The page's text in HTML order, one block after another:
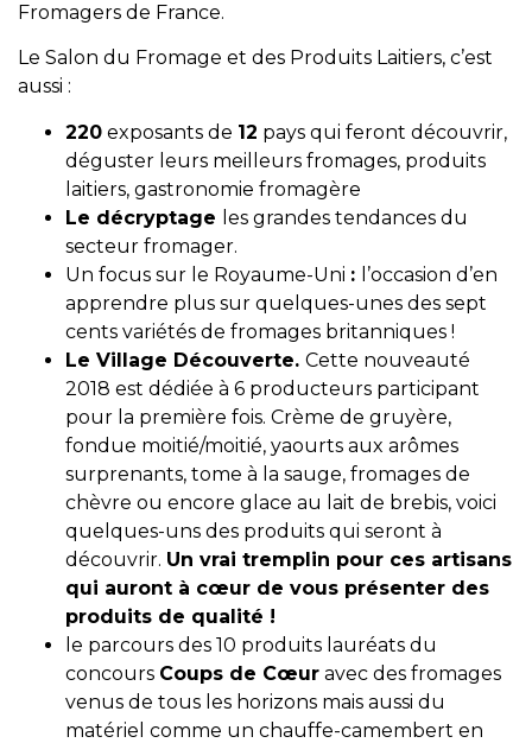
Fromagers de France.
Le Salon du Fromage et des Produits Laitiers, c’est
aussi :
220 exposants de 12 pays qui feront découvrir,
déguster leurs meilleurs fromages, produits
laitiers, gastronomie fromagère
Le décryptage les grandes tendances du
secteur fromager.
Un focus sur le Royaume-Uni : l’occasion d’en
apprendre plus sur quelques-unes des sept
cents variétés de fromages britanniques !
Le Village Découverte. Cette nouveauté
2018 est dédiée à 6 producteurs participant
pour la première fois. Crème de gruyère,
fondue moitié/moitié, yaourts aux arômes
surprenants, tome à la sauge, fromages de
chèvre ou encore glace au lait de brebis, voici
quelques-uns des produits qui seront à
découvrir. Un vrai tremplin pour ces artisans
qui auront à cœur de vous présenter des
produits de qualité !
le parcours des 10 produits lauréats du
concours Coups de Cœur avec des fromages
venus de tous les horizons mais aussi du
matériel comme un chauffe-camembert en